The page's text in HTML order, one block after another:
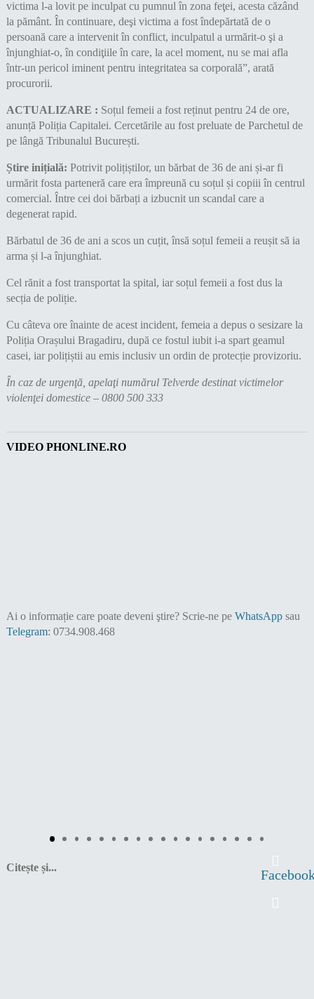
victima l-a lovit pe inculpat cu pumnul în zona feţei, acesta căzând
la pământ. În continuare, deşi victima a fost îndepărtată de o
persoană care a intervenit în conflict, inculpatul a urmărit-o şi a
înjunghiat-o, în condiţiile în care, la acel moment, nu se mai afla
într-un pericol iminent pentru integritatea sa corporală”, arată
procurorii.
ACTUALIZARE : Soțul femeii a fost reținut pentru 24 de ore,
anunță Poliția Capitalei. Cercetările au fost preluate de Parchetul de
pe lângă Tribunalul București.
Știre inițială: Potrivit polițiștilor, un bărbat de 36 de ani și-ar fi
urmărit fosta parteneră care era împreună cu soțul și copiii în centrul
comercial. Între cei doi bărbați a izbucnit un scandal care a
degenerat rapid.
Bărbatul de 36 de ani a scos un cuțit, însă soțul femeii a reușit să ia
arma și l-a înjunghiat.
Cel rănit a fost transportat la spital, iar soțul femeii a fost dus la
secția de poliție.
Cu câteva ore înainte de acest incident, femeia a depus o sesizare la
Poliția Orașului Bragadiru, după ce fostul iubit i-a spart geamul
casei, iar polițiștii au emis inclusiv un ordin de protecție provizoriu.
În caz de urgenţă, apelaţi numărul Telverde destinat victimelor
violenţei domestice – 0800 500 333
VIDEO PHONLINE.RO
Ai o informație care poate deveni ştire? Scrie-ne pe WhatsAppsau
Telegram: 0734.908.468
Citește și...